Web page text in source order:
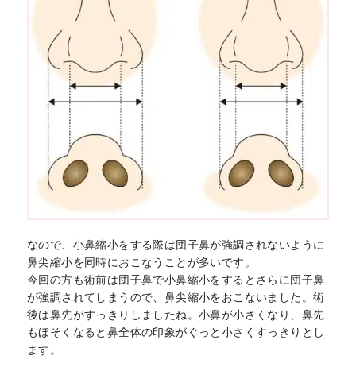
なので、小鼻縮小をする際は団子鼻が強調されないように
鼻尖縮小を同時におこなうことが多いです。
今回の方も術前は団子鼻で小鼻縮小をするとさらに団子鼻
が強調されてしまうので、鼻尖縮小をおこないました。術
後は鼻先がすっきりしましたね。小鼻が小さくなり、鼻先
もほそくなると鼻全体の印象がぐっと小さくすっきりとし
ます。